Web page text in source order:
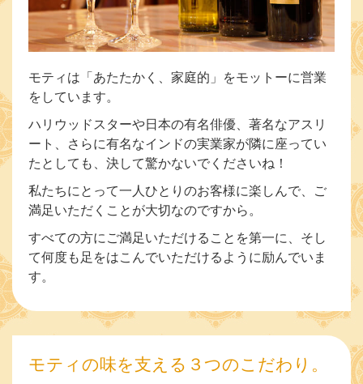
モティは「あたたかく、家庭的」をモットーに営業
をしています。
ハリウッドスターや日本の有名俳優、著名なアスリ
ート、さらに有名なインドの実業家が隣に座ってい
たとしても、決して驚かないでくださいね！
私たちにとって一人ひとりのお客様に楽しんで、ご
満足いただくことが大切なのですから。
すべての方にご満足いただけることを第一に、そし
て何度も足をはこんでいただけるように励んでいま
す。
モティの味を支える３つのこだわり。